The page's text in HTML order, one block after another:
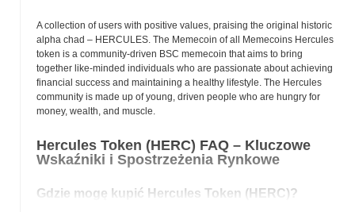
A collection of users with positive values, praising the original historic
alpha chad – HERCULES. The Memecoin of all Memecoins Hercules
token is a community-driven BSC memecoin that aims to bring
together like-minded individuals who are passionate about achieving
financial success and maintaining a healthy lifestyle. The Hercules
community is made up of young, driven people who are hungry for
money, wealth, and muscle.
Hercules Token (HERC) FAQ – Kluczowe
Wskaźniki i Spostrzeżenia Rynkowe
Gdzie mogę kupić Hercules Token (HERC)?